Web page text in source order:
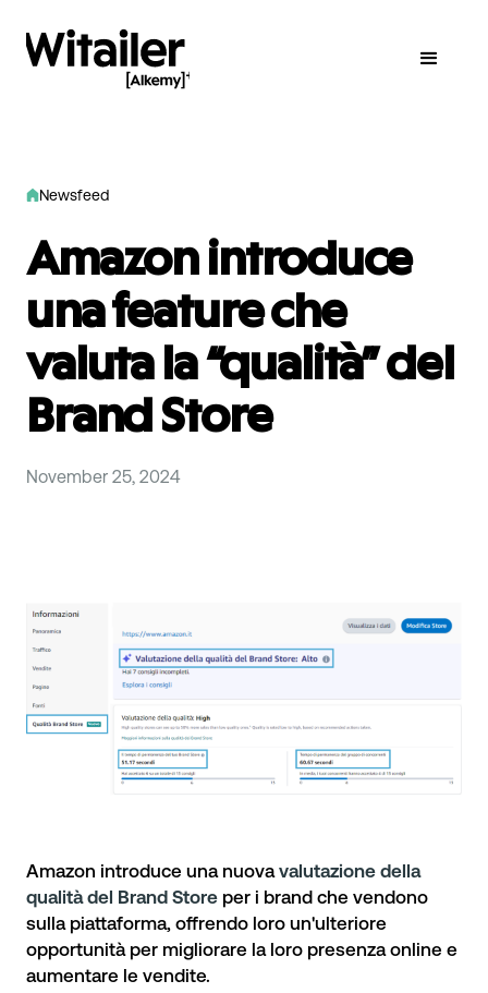
Newsfeed
Amazon introduce
una feature che
valuta la “qualità” del
Brand Store
November 25, 2024
Amazon introduce una nuovavalutazione della
qualità del Brand Store per i brand che vendono
sulla piattaforma, offrendo loro un'ulteriore
opportunità per migliorare la loro presenza online e
aumentare le vendite.